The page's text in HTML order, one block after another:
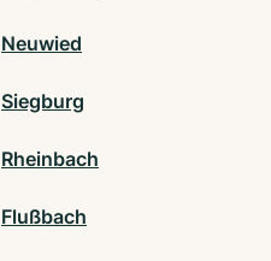
Neuwied
Siegburg
Rheinbach
Flußbach